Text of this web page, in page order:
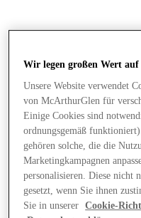
Wir legen großen Wert
Unsere Website verwendet
von McArthurGlen für
Einige Cookies sind
ordnungsgemäß
gehören solche, die die
Marketingkampagnen
personalisieren. Diese nicht
gesetzt, wenn Sie ihnen
Sie in unserer
Cookie-